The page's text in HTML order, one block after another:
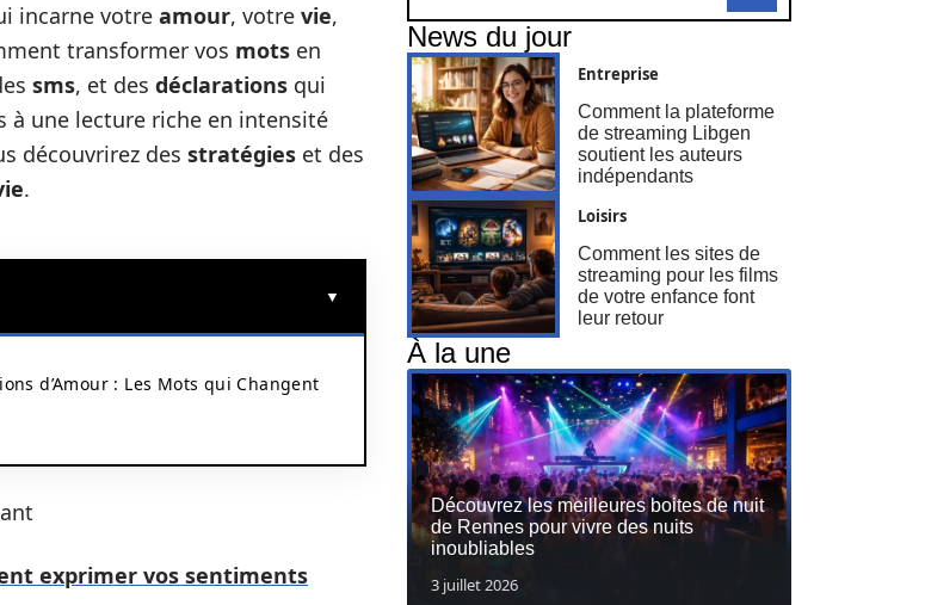
incarne votre amour, votre vie,
transformer vos mots en
sms, et des déclarations qui
à une lecture riche en intensité
découvrirez des stratégies et des
.
d’Amour : Les Mots qui Changent
exprimer vos sentiments
News du jour
Entreprise
Comment la plateforme
de streaming Libgen
soutient les auteurs
indépendants
Loisirs
Comment les sites de
streaming pour les films
de votre enfance font
leur retour
À la une
Découvrez les meilleures boites de nuit
de Rennes pour vivre des nuits
inoubliables
3 juillet 2026